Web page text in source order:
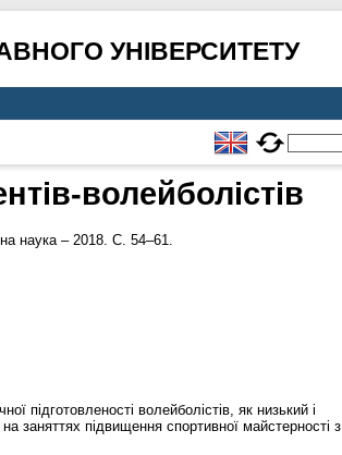
УНІВЕРСИТЕТУ
волейболістів
наука – 2018. С. 54–61.
підготовленості волейболістів, як низький і
заняттях підвищення спортивної майстерності з